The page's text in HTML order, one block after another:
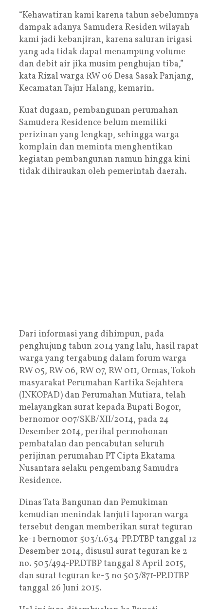
“Kehawatiran kami karena tahun sebelumnya
dampak adanya Samudera Residen wilayah
kami jadi kebanjiran, karena saluran irigasi
yang ada tidak dapat menampung volume
dan debit air jika musim penghujan tiba,”
kata Rizal warga RW 06 Desa Sasak Panjang,
Kecamatan Tajur Halang, kemarin.
Kuat dugaan, pembangunan perumahan
Samudera Residence belum memiliki
perizinan yang lengkap, sehingga warga
komplain dan meminta menghentikan
kegiatan pembangunan namun hingga kini
tidak dihiraukan oleh pemerintah daerah.
Dari informasi yang dihimpun, pada
penghujung tahun 2014 yang lalu, hasil rapat
warga yang tergabung dalam forum warga
RW 05, RW 06, RW 07, RW 011, Ormas, Tokoh
masyarakat Perumahan Kartika Sejahtera
(INKOPAD) dan Perumahan Mutiara, telah
melayangkan surat kepada Bupati Bogor,
bernomor 007/SKB/XII/2014, pada 24
Desember 2014, perihal permohonan
pembatalan dan pencabutan seluruh
perijinan perumahan PT Cipta Ekatama
Nusantara selaku pengembang Samudra
Residence.
Dinas Tata Bangunan dan Pemukiman
kemudian menindak lanjuti laporan warga
tersebut dengan memberikan surat teguran
ke-1 bernomor 503/1.634-PP.DTBP tanggal 12
Desember 2014, disusul surat teguran ke 2
no. 503/494-PP.DTBP tanggal 8 April 2015,
dan surat teguran ke-3 no 503/871-PP.DTBP
tanggal 26 Juni 2015.